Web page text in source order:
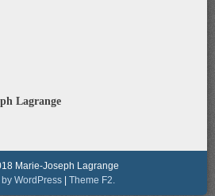
Lagrange
Marie-Joseph Lagrange
WordPress | Theme F2.